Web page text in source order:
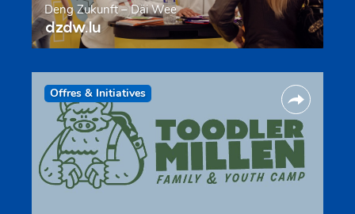
Deng Zukunft – Däi Wee
dzdw.lu
Offres & Initiatives